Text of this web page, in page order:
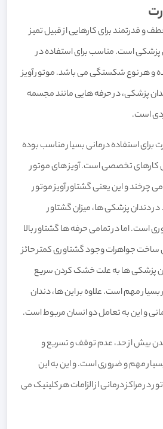
و قدرتمند برای کارهایی از قبیل تمیز
پزشکی است. مناسب برای استفاده در
و هر نوع شکستگی می باشد. موتور آویز
پزشکی، در حرفه هایی مانند مجسمه
است.
برای استفاده درمانی بسیار مناسب بوده
کارهای تخصصی است. آویز های موتور
دقیقه می چرخند و این یعنی گشتاور آویز موتور
دندان پزشکی ها، میزان گشتاور
است. اما در تمامی حرفه ها گشتاور بالا
ساخت جواهرات وجود گشتاوری کمتر حائز
پزشکی ها به علت خشک کردن سریع
مهم است. علاوه بر این ها، دندان
و این به تعامل دو انسان مربوط است.
بیش از حد، عدم توقف و تسریع و
مهم و ضروری است. و این به این
در مراکز درمانی از الزامات هر کلینیک می